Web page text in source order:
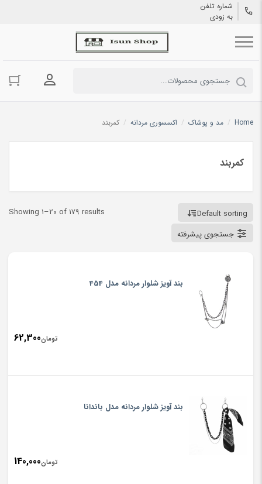
شماره تلفن
به زودی
ورود به
Home
/ مد و پوشاک / اکسسوری مردانه / کمربند
کمربند
Showing 1–20 of 179 results
Default sorting
جستجوی پیشرفته
بند آویز شلوار مردانه مدل 454
تومان62,300
بند آویز شلوار مردانه مدل باندانا
تومان140,000